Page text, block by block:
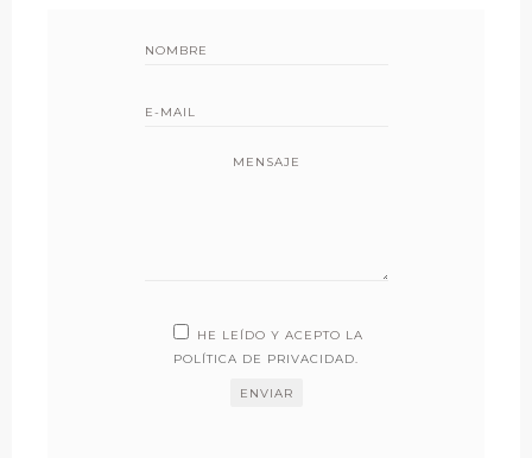
MENSAJE
HE LEÍDO Y ACEPTO LA
POLÍTICA DE PRIVACIDAD.